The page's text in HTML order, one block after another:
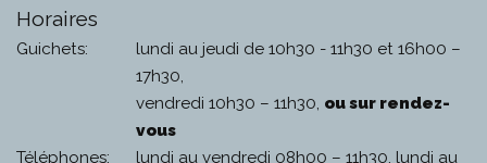
Horaires
Guichets:
lundi au jeudi de 10h30 - 11h30 et 16h00 –
17h30,
vendredi 10h30 – 11h30, ou sur rendez-
vous
Téléphones:
lundi au vendredi 08h00 – 11h30, lundi au